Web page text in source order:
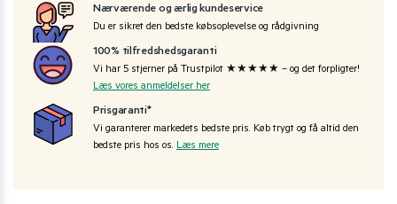
Nærværende og ærlig kundeservice
Du er sikret den bedste købsoplevelse og rådgivning
100% tilfredshedsgaranti
Vi har 5 stjerner på Trustpilot ★★★★★ – og det forpligter!
Læs vores anmeldelser her
Prisgaranti*
Vi garanterer markedets bedste pris. Køb trygt og få altid den
bedste pris hos os. Læs mere